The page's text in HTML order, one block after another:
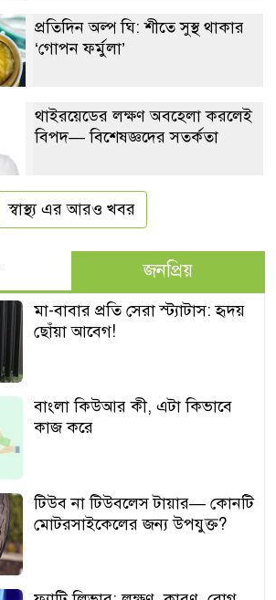
প্রতিদিন অল্প ঘি: শীতে সুস্থ থাকার
‘গোপন ফর্মুলা’
থাইরয়েডের লক্ষণ অবহেলা করলেই
বিপদ— বিশেষজ্ঞদের সতর্কতা
স্বাস্থ্য এর আরও খবর
জনপ্রিয়
মা-বাবার প্রতি সেরা স্ট্যাটাস: হৃদয়
ছোঁয়া আবেগ!
বাংলা কিউআর কী, এটা কিভাবে
কাজ করে
টিউব না টিউবলেস টায়ার— কোনটি
মোটরসাইকেলের জন্য উপযুক্ত?